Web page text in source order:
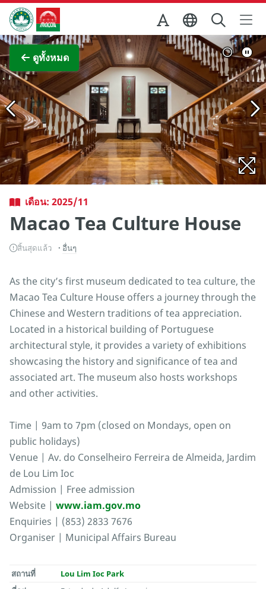
Skip to Main Content
สำนักงานการท่องเที่ยวของรัฐบาลมาเก๊า
ดูทั้งหมด
ภาพขยาย
เดือน: 2025/11
Macao Tea Culture House
สิ้นสุดแล้ว อื่นๆ
As the city’s first museum dedicated to tea culture, the
Macao Tea Culture House offers a journey through the
Chinese and Western traditions of tea appreciation.
Located in a historical building of Portuguese
architectural style, it provides a variety of exhibitions
showcasing the history and significance of tea and
associated art. The museum also hosts workshops
and other activities.
Time | 9am to 7pm (closed on Mondays, open on
public holidays)
Venue | Av. do Conselheiro Ferreira de Almeida, Jardim
de Lou Lim Ioc
Admission | Free admission
Website | www.iam.gov.mo
Enquiries | (853) 2833 7676
Organiser | Municipal Affairs Bureau
สถานที่
Lou Lim Ioc Park